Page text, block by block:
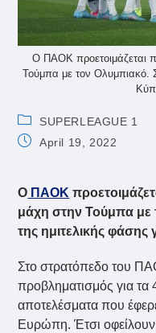
Ο ΠΑΟΚ προετοιμάζεται
Τούμπα με τον Ολυμπιακό.
Post
category:
SUPERLEAGUE 1
PostApril 19, 2022
Ο ΠΑΟΚ
μάχη στην Τούμπα με
της ημιτελικής
Στο στρατόπεδο του
προβληματισμός για τα
αποτελέσματα που
Ευρώπη. Έτσι